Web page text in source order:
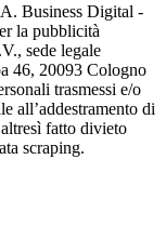
Business Digital -
la pubblicità
sede legale
46, 20093 Cologno
trasmessi e/o
all’addestramento di
fatto divieto
scraping.